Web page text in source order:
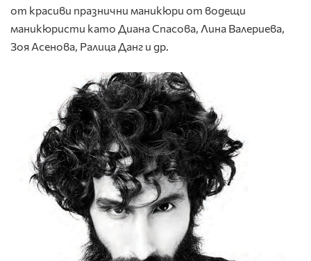
от красиви празнични маникюри от водещи
маникюристи като Диана Спасова, Лина Валериева,
Зоя Асенова, Ралица Данг и др.